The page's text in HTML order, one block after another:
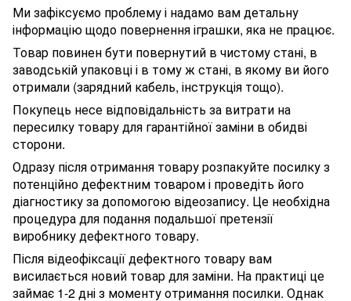
Ми зафіксуємо проблему і надамо вам детальну
інформацію щодо повернення іграшки, яка не працює.
Товар повинен бути повернутий в чистому стані, в
заводській упаковці і в тому ж стані, в якому ви його
отримали (зарядний кабель, інструкція тощо).
Покупець несе відповідальність за витрати на
пересилку товару для гарантійної заміни в обидві
сторони.
Одразу після отримання товару розпакуйте посилку з
потенційно дефектним товаром і проведіть його
діагностику за допомогою відеозапису. Це необхідна
процедура для подання подальшої претензії
виробнику дефектного товару.
Після відеофіксації дефектного товару вам
висилається новий товар для заміни. На практиці це
займає 1-2 дні з моменту отримання посилки. Однак